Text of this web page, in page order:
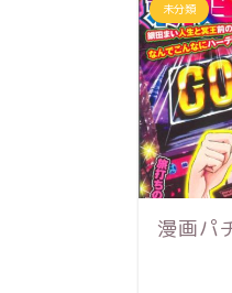
未分類
漫画パ